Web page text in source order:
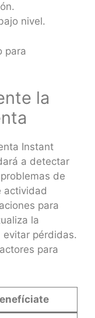
nivel.
para
la
Instant
a detectar
de
actividad
para
la
evitar pérdidas.
para